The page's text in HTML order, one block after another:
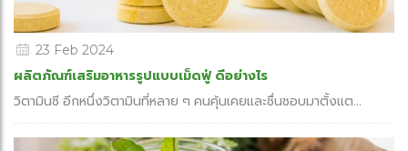
23 Feb 2024
ผลิตภัณฑ์เสริมอาหารรูปแบบเม็ดฟู่ ดีอย่างไร
วิตามินซี อีกหนึ่งวิตามินที่หลาย ๆ คนคุ้นเคยและชื่นชอบมาตั้งแต...